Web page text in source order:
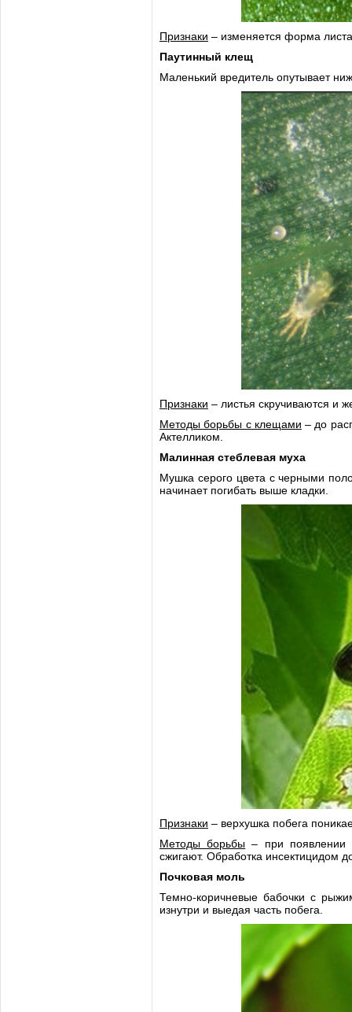
Признаки – изменяется форма
Паутинный клещ
Маленький вредитель опутывает
Признаки – листья скручиваются и
Методы борьбы с клещами – до
Актелликом.
Малинная стеблевая муха
Мушка серого цвета с черными
начинает погибать выше кладки.
Признаки – верхушка побега
Методы борьбы – при появлении
сжигают. Обработка инсектицидом
Почковая моль
Темно-коричневые бабочки с
изнутри и выедая часть побега.